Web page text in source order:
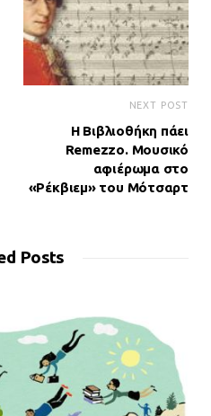
NEXT POST
Η Βιβλιοθήκη πάει
Remezzo. Μουσικό
αφιέρωμα στο
«Ρέκβιεμ» του Μότσαρτ
Posts